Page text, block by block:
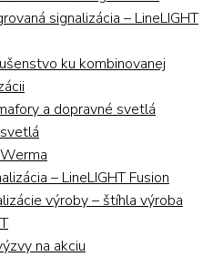
signalizácia – LineLIGHT
ku kombinovanej
a dopravné svetlá
– LineLIGHT Fusion
výroby – štíhla výroba
na akciu